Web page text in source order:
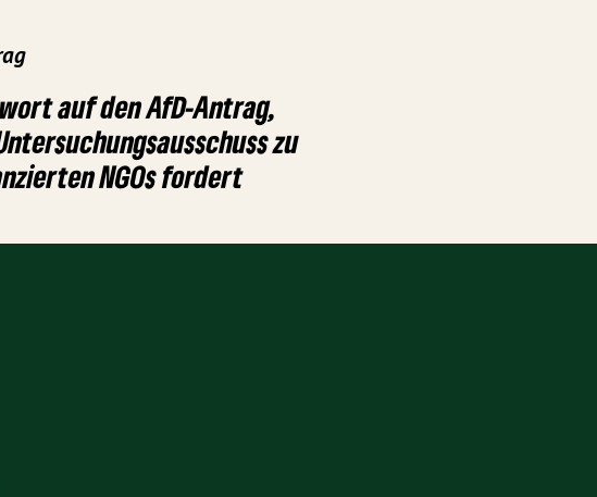
auf den AfD-Antrag,
zu
NGOs fordert